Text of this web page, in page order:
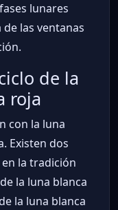
lunares
las ventanas
de la
roja
con la luna
Existen dos
la tradición
la luna blanca
la luna blanca